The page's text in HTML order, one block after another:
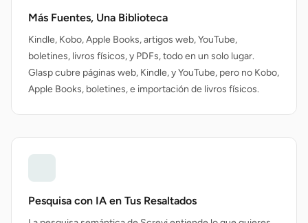
Más Fuentes, Una Biblioteca
Kindle, Kobo, Apple Books, artigos web, YouTube,
boletines, livros físicos, y PDFs, todo en un solo lugar.
Glasp cubre páginas web, Kindle, y YouTube, pero no Kobo,
Apple Books, boletines, e importación de livros físicos.
Pesquisa con IA en Tus Resaltados